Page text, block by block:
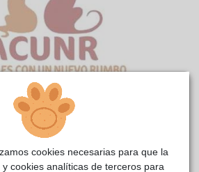
reside actualmente en el centro
cookies necesarias para que la
cookies analíticas de terceros para